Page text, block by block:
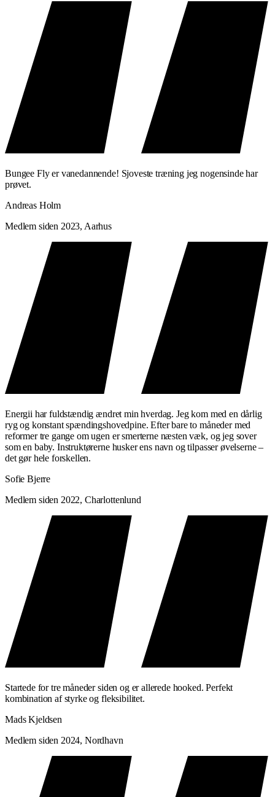
Bungee Fly er vanedannende! Sjoveste træning jeg nogensinde har
prøvet.
Andreas Holm
Medlem siden 2023, Aarhus
Energii har fuldstændig ændret min hverdag. Jeg kom med en dårlig
ryg og konstant spændingshovedpine. Efter bare to måneder med
reformer tre gange om ugen er smerterne næsten væk, og jeg sover
som en baby. Instruktørerne husker ens navn og tilpasser øvelserne –
det gør hele forskellen.
Sofie Bjerre
Medlem siden 2022, Charlottenlund
Startede for tre måneder siden og er allerede hooked. Perfekt
kombination af styrke og fleksibilitet.
Mads Kjeldsen
Medlem siden 2024, Nordhavn